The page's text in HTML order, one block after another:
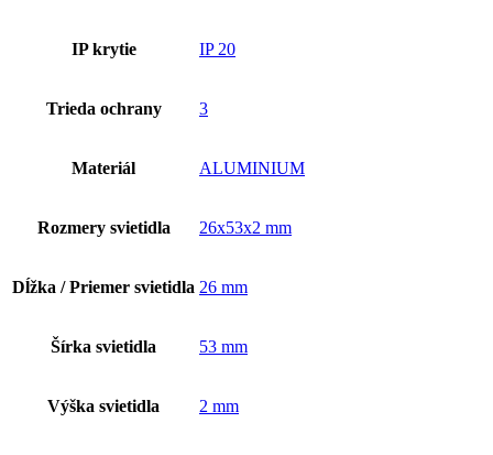
IP krytie IP 20
Trieda ochrany 3
Materiál ALUMINIUM
Rozmery svietidla 26x53x2 mm
Dĺžka / Priemer svietidla 26 mm
Šírka svietidla 53 mm
Výška svietidla 2 mm